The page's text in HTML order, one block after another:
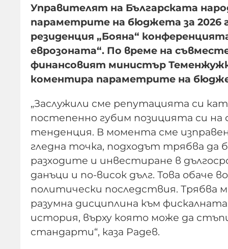
Управителят на Българската
параметрите на бюджета за 2026
резиденция „Бояна“
еврозоната“. По време на
финансовият министър
коментира параметрите на
„Заслужили сме репутацията си
постепенно губим позицията си на
тенденция. В момента сме
гледна точка, подходът трябва да
разходите и инвестиране в
данъци и по-висок дълг. Това обаче
политически последствия. Трябва
разумна дисциплина към
история, върху която може да
стандарти“, каза Радев.